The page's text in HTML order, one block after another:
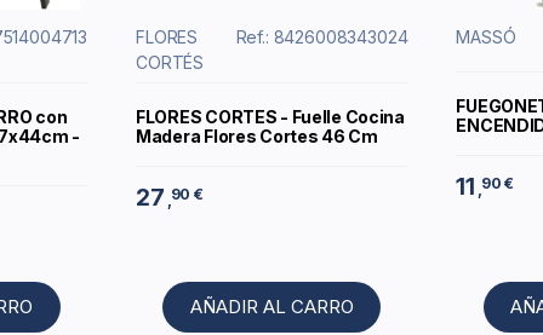
con
-
FLORES
CORTÉS
Ref.: 8426008343024
FLORES CORTES - Fuelle Cocina
Madera Flores Cortes 46 Cm
27 90 €
AÑADIR AL CARRO
MASSÓ
11 90 €